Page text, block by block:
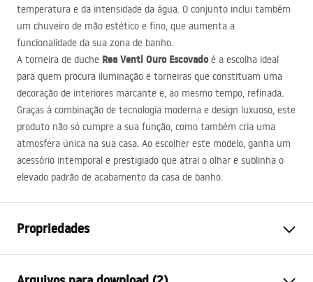
temperatura e da intensidade da água. O conjunto inclui também
um chuveiro de mão estético e fino, que aumenta a
funcionalidade da sua zona de banho.
A torneira de duche Rea Venti Ouro Escovadoé a escolha ideal
para quem procura iluminação e torneiras que constituam uma
decoração de interiores marcante e, ao mesmo tempo, refinada.
Graças à combinação de tecnologia moderna e design luxuoso, este
produto não só cumpre a sua função, como também cria uma
atmosfera única na sua casa. Ao escolher este modelo, ganha um
acessório intemporal e prestigiado que atrai o olhar e sublinha o
elevado padrão de acabamento da casa de banho.
Propriedades